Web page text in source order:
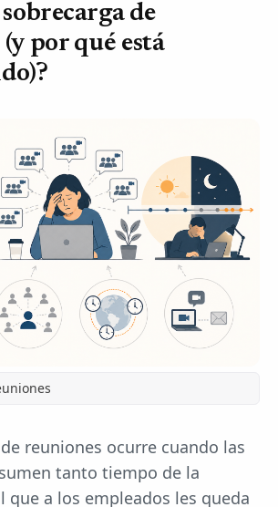
sobrecarga de
por qué está
reuniones ocurre cuando las
tanto tiempo de la
que a los empleados les queda